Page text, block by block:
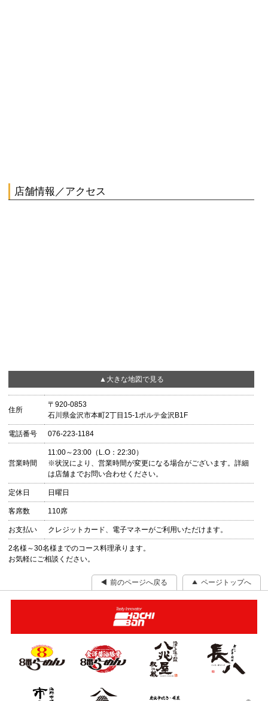
店舗情報／アクセス
▲大きな地図で見る
住所
〒920-0853
石川県金沢市本町2丁目15-1ポルテ金沢B1F
電話番号 076-223-1184
営業時間
11:00～23:00（L.O：22:30）
※状況により、営業時間が変更になる場合がございます。詳細
は店舗までお問い合わせください。
定休日 日曜日
客席数 110席
お支払い クレジットカード、電子マネーがご利用いただけます。
2名様～30名様までのコース料理承ります。
お気軽にご相談ください。
前のページへ戻る ページトップへ